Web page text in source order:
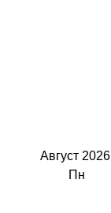
Август 2026
Пн